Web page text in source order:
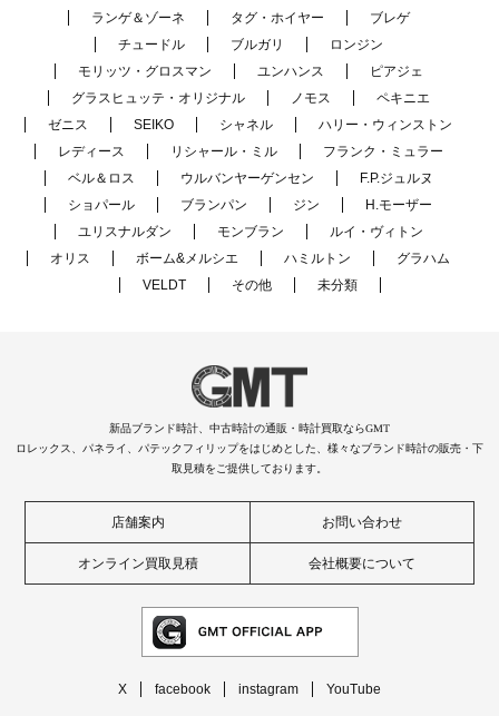
ランゲ＆ゾーネ
タグ・ホイヤー
ブレゲ
チュードル
ブルガリ
ロンジン
モリッツ・グロスマン
ユンハンス
ピアジェ
グラスヒュッテ・オリジナル
ノモス
ペキニエ
ゼニス
SEIKO シャネル
ハリー・ウィンストン
レディース
リシャール・ミル
フランク・ミュラー
ベル＆ロス
ウルバンヤーゲンセン
F.P.ジュルヌ
ショパール
ブランパン ジン
H.モーザー
ユリスナルダン
モンブラン
ルイ・ヴィトン
オリス
ボーム&メルシエ ハミルトン
グラハム
VELDT
その他 未分類
新品ブランド時計、中古時計の通販・時計買取ならGMT
ロレックス、パネライ、パテックフィリップをはじめとした、様々なブランド時計の販売・下
取見積をご提供しております。
店舗案内 お問い合わせ
オンライン買取見積 会社概要について
X facebook instagram YouTube